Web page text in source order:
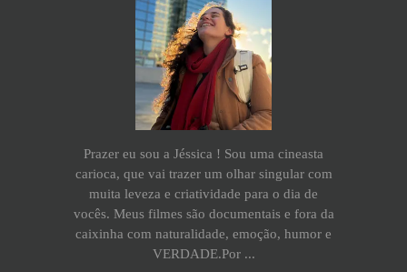
Prazer eu sou a Jéssica ! Sou uma cineasta
carioca, que vai trazer um olhar singular com
muita leveza e criatividade para o dia de
vocês. Meus filmes são documentais e fora da
caixinha com naturalidade, emoção, humor e
VERDADE.Por ...